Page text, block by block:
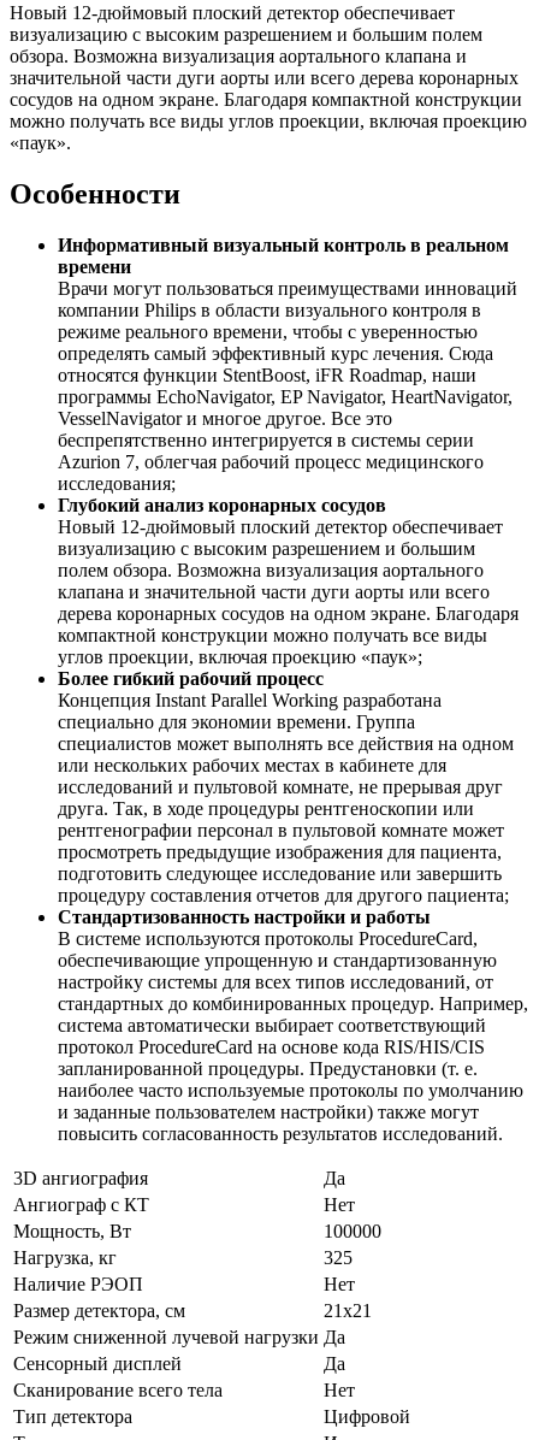
Новый 12-дюймовый плоский детектор обеспечивает
визуализацию с высоким разрешением и большим полем
обзора. Возможна визуализация аортального клапана и
значительной части дуги аорты или всего дерева коронарных
сосудов на одном экране. Благодаря компактной конструкции
можно получать все виды углов проекции, включая проекцию
«паук».
Особенности
Информативный визуальный контроль в реальном
времени
Врачи могут пользоваться преимуществами инноваций
компании Philips в области визуального контроля в
режиме реального времени, чтобы с уверенностью
определять самый эффективный курс лечения. Сюда
относятся функции StentBoost, iFR Roadmap, наши
программы EchoNavigator, EP Navigator, HeartNavigator,
VesselNavigator и многое другое. Все это
беспрепятственно интегрируется в системы серии
Azurion 7, облегчая рабочий процесс медицинского
исследования;
Глубокий анализ коронарных сосудов
Новый 12-дюймовый плоский детектор обеспечивает
визуализацию с высоким разрешением и большим
полем обзора. Возможна визуализация аортального
клапана и значительной части дуги аорты или всего
дерева коронарных сосудов на одном экране. Благодаря
компактной конструкции можно получать все виды
углов проекции, включая проекцию «паук»;
Более гибкий рабочий процесс
Концепция Instant Parallel Working разработана
специально для экономии времени. Группа
специалистов может выполнять все действия на одном
или нескольких рабочих местах в кабинете для
исследований и пультовой комнате, не прерывая друг
друга. Так, в ходе процедуры рентгеноскопии или
рентгенографии персонал в пультовой комнате может
просмотреть предыдущие изображения для пациента,
подготовить следующее исследование или завершить
процедуру составления отчетов для другого пациента;
Стандартизованность настройки и работы
В системе используются протоколы ProcedureCard,
обеспечивающие упрощенную и стандартизованную
настройку системы для всех типов исследований, от
стандартных до комбинированных процедур. Например,
система автоматически выбирает соответствующий
протокол ProcedureCard на основе кода RIS/HIS/CIS
запланированной процедуры. Предустановки (т. е.
наиболее часто используемые протоколы по умолчанию
и заданные пользователем настройки) также могут
повысить согласованность результатов исследований.
3D ангиография
Да
Ангиограф с КТ
Нет
Мощность, Вт
100000
Нагрузка, кг
325
Наличие РЭОП
Нет
Размер детектора, см
21x21
Режим сниженной лучевой нагрузки Да
Сенсорный дисплей
Да
Сканирование всего тела
Нет
Тип детектора
Цифровой